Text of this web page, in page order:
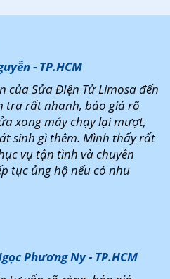
- TP.HCM
của Sửa ĐIện Tử Limosa đến
tra rất nhanh, báo giá rõ
xong máy chạy lại mượt,
sinh gì thêm. Mình thấy rất
vụ tận tình và chuyên
tục ủng hộ nếu có nhu
Phương Ny - TP.HCM